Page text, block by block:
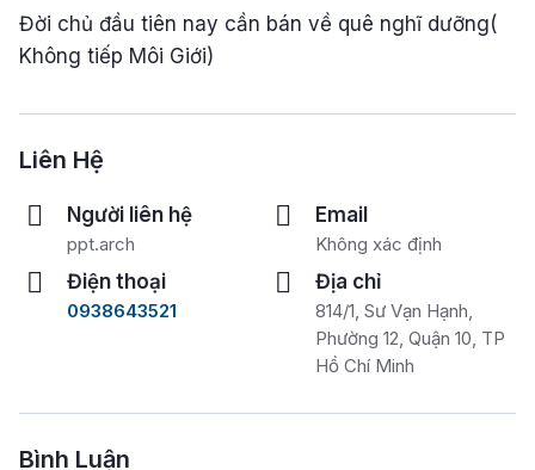
Đời chủ đầu tiên nay cần bán về quê nghĩ dưỡng(
Không tiếp Môi Giới)
Liên Hệ
Người liên hệ
ppt.arch
Email
Không xác định
Điện thoại
0938643521
Địa chỉ
814/1, Sư Vạn Hạnh,
Phường 12, Quận 10, TP
Hồ Chí Minh
Bình Luận